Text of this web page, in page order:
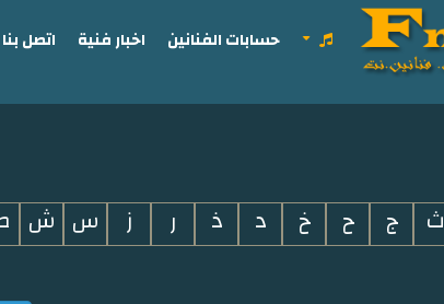
حسابات الفنانين اخبار فنية اتصل بنا
ث ج ح خ د ذ ر ز س ش